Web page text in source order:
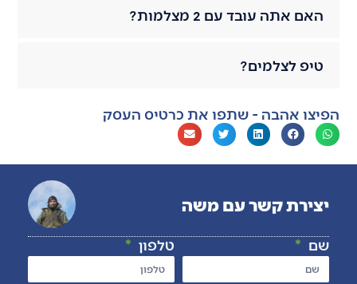
האם אתה עובד עם 2 מצלמות?
טיפ לצלמים?
הפיצו אהבה - שתפו את כרטיס העסק
יצירת קשר עם משה
שם טלפון